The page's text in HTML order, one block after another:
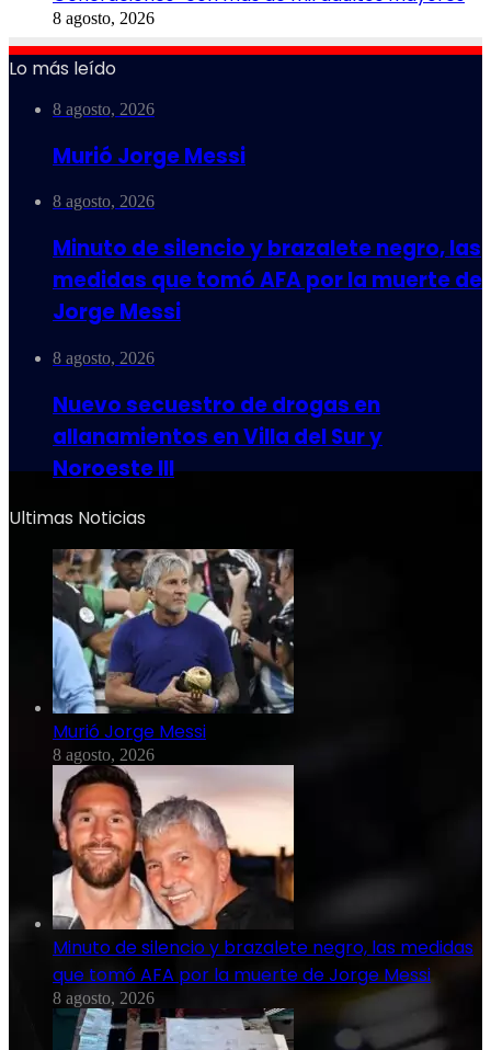
8 agosto, 2026
Lo más leído
8 agosto, 2026
Murió Jorge Messi
8 agosto, 2026
Minuto de silencio y brazalete negro, las
medidas que tomó AFA por la muerte de
Jorge Messi
8 agosto, 2026
Nuevo secuestro de drogas en
allanamientos en Villa del Sur y
Noroeste III
Ultimas Noticias
Murió Jorge Messi
8 agosto, 2026
Minuto de silencio y brazalete negro, las medidas
que tomó AFA por la muerte de Jorge Messi
8 agosto, 2026